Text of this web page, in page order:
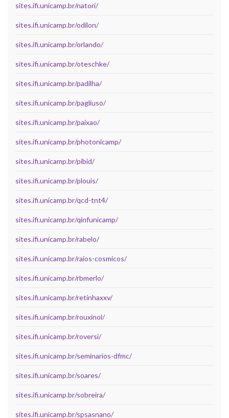
sites.ifi.unicamp.br/natori/
sites.ifi.unicamp.br/odilon/
sites.ifi.unicamp.br/orlando/
sites.ifi.unicamp.br/oteschke/
sites.ifi.unicamp.br/padilha/
sites.ifi.unicamp.br/pagliuso/
sites.ifi.unicamp.br/paixao/
sites.ifi.unicamp.br/photonicamp/
sites.ifi.unicamp.br/pibid/
sites.ifi.unicamp.br/plouis/
sites.ifi.unicamp.br/qcd-tnt4/
sites.ifi.unicamp.br/qinfunicamp/
sites.ifi.unicamp.br/rabelo/
sites.ifi.unicamp.br/raios-cosmicos/
sites.ifi.unicamp.br/rbmerlo/
sites.ifi.unicamp.br/retinhaxxv/
sites.ifi.unicamp.br/rouxinol/
sites.ifi.unicamp.br/roversi/
sites.ifi.unicamp.br/seminarios-dfmc/
sites.ifi.unicamp.br/soares/
sites.ifi.unicamp.br/sobreira/
sites.ifi.unicamp.br/spsasnano/